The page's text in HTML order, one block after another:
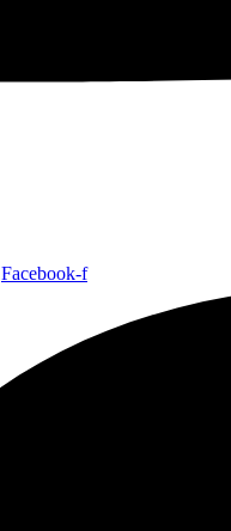
Facebook-f